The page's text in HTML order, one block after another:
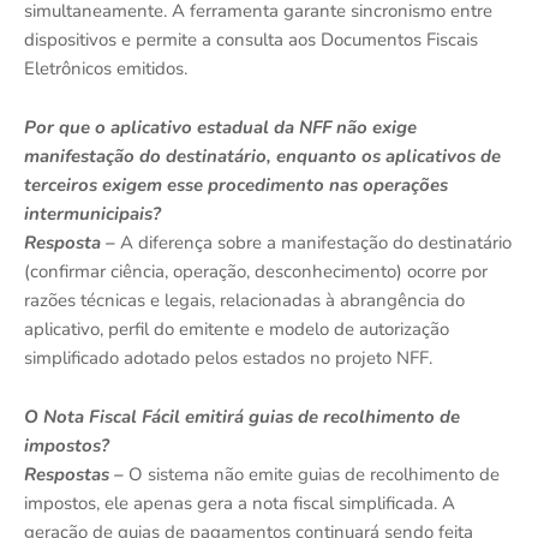
simultaneamente. A ferramenta garante sincronismo entre
dispositivos e permite a consulta aos Documentos Fiscais
Eletrônicos emitidos.
Por que o aplicativo estadual da NFF não exige
manifestação do destinatário, enquanto os aplicativos de
terceiros exigem esse procedimento nas operações
intermunicipais?
Resposta – A diferença sobre a manifestação do destinatário
(confirmar ciência, operação, desconhecimento) ocorre por
razões técnicas e legais, relacionadas à abrangência do
aplicativo, perfil do emitente e modelo de autorização
simplificado adotado pelos estados no projeto NFF.
O Nota Fiscal Fácil emitirá guias de recolhimento de
impostos?
Respostas – O sistema não emite guias de recolhimento de
impostos, ele apenas gera a nota fiscal simplificada. A
geração de guias de pagamentos continuará sendo feita